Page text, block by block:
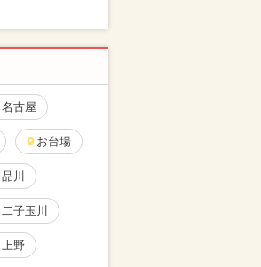
名古屋
お台場
品川
二子玉川
上野